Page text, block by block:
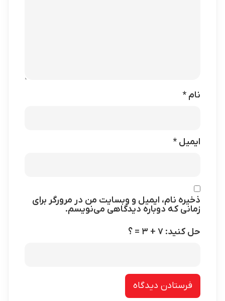
نام *
ایمیل *
ذخیره نام، ایمیل و وبسایت من در مرورگر برای
زمانی که دوباره دیدگاهی می‌نویسم.
حل کنید: ۷ + ۳ = ؟